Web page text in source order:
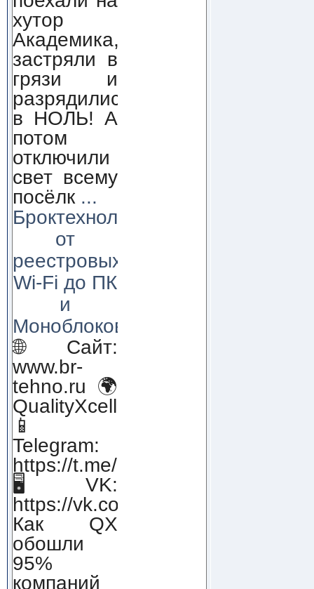
хутор
Академика,
застряли в
грязи и
разрядились
в НОЛЬ! А
потом
отключили
свет всему
посёлк ...
Броктехнолоджи:
от
реестровых
Wi-Fi до ПК
и
Моноблоков!
🌐 Сайт:
www.br-
tehno.ru 🌍
QualityXcellence.ru
📱
Telegram:
https://t.me/qx_lab_IT
🖥 VK:
https://vk.com/qualityxcellenc
Как QX
обошли
95%
компаний